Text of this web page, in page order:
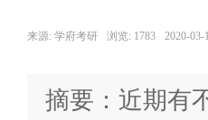
来源: 学府考研 浏览: 1783 2020-03-
摘要：近期有